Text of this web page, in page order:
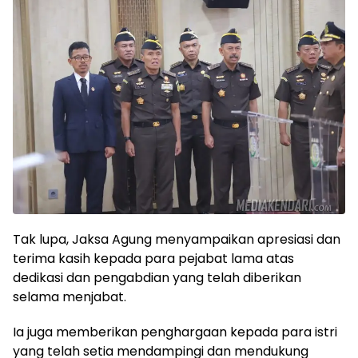
‎Tak lupa, Jaksa Agung menyampaikan apresiasi dan
terima kasih kepada para pejabat lama atas
dedikasi dan pengabdian yang telah diberikan
selama menjabat.
Ia juga memberikan penghargaan kepada para istri
yang telah setia mendampingi dan mendukung